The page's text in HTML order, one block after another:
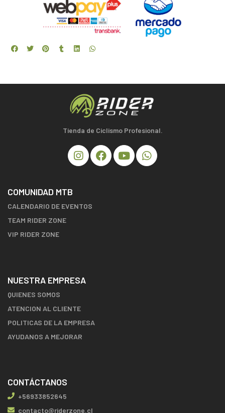
Tienda de Ciclismo Profesional.
COMUNIDAD MTB
CALENDARIO DE EVENTOS
TEAM RIDER ZONE
VIP RIDER ZONE
NUESTRA EMPRESA
QUIENES SOMOS
ATENCION AL CLIENTE
POLITICAS DE LA EMPRESA
AYUDANOS A MEJORAR
CONTÁCTANOS
+56933852645
contacto@riderzone.cl